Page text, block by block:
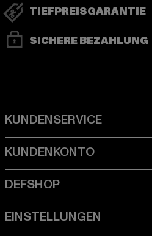
TIEFPREISGARANTIE
SICHERE BEZAHLUNG